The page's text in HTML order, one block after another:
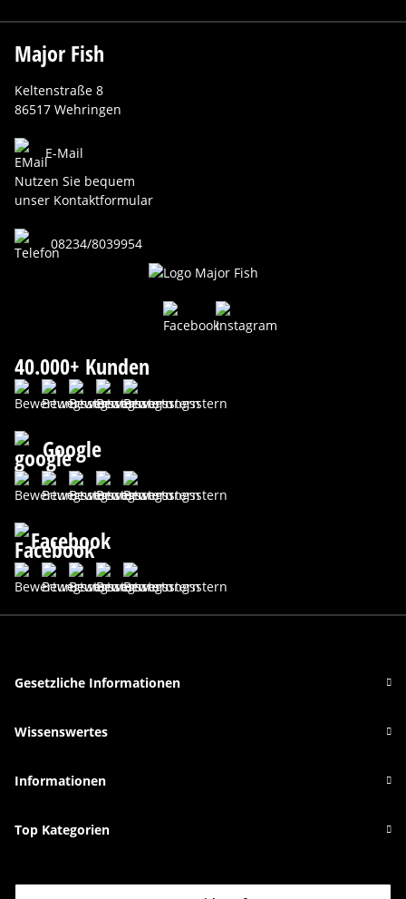
Major Fish
Keltenstraße 8
86517 Wehringen
E-Mail
Nutzen Sie bequem
unser Kontaktformular
08234/8039954
40.000+ Kunden
Google
Facebook
Gesetzliche Informationen
Wissenswertes
Informationen
Top Kategorien